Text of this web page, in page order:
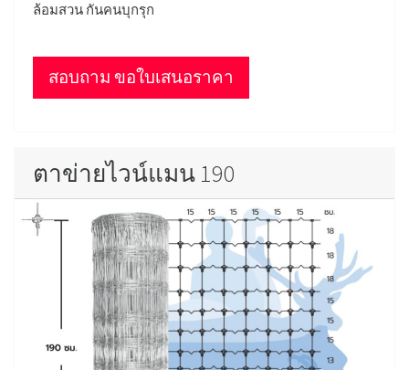
ล้อมสวน กันคนบุกรุก
สอบถาม ขอใบเสนอราคา
ตาข่ายไวน์แมน 190